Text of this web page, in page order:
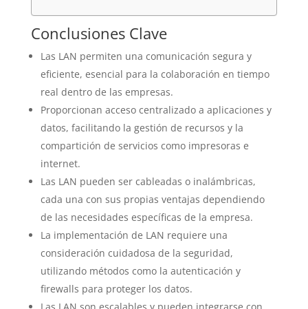
Conclusiones Clave
Las LAN permiten una comunicación segura y
eficiente, esencial para la colaboración en tiempo
real dentro de las empresas.
Proporcionan acceso centralizado a aplicaciones y
datos, facilitando la gestión de recursos y la
compartición de servicios como impresoras e
internet.
Las LAN pueden ser cableadas o inalámbricas,
cada una con sus propias ventajas dependiendo
de las necesidades específicas de la empresa.
La implementación de LAN requiere una
consideración cuidadosa de la seguridad,
utilizando métodos como la autenticación y
firewalls para proteger los datos.